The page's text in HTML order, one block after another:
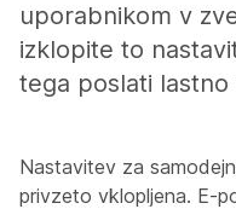
uporabnikom v
izklopite to
tega poslati lastno
Nastavitev za
privzeto vklopljena. E-